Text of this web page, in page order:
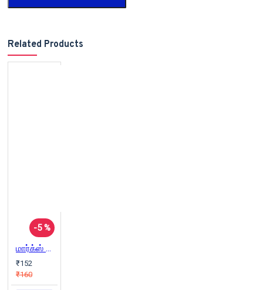
Related Products
-5 %
மார்க்ஸ் பிறந்தார்
₹152
₹160